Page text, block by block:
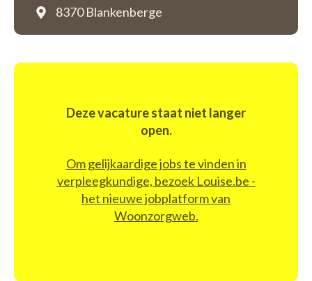
8370 Blankenberge
Deze vacature staat niet langer
open.
Om gelijkaardige jobs te vinden in
verpleegkundige, bezoek Louise.be -
het nieuwe jobplatform van
Woonzorgweb.